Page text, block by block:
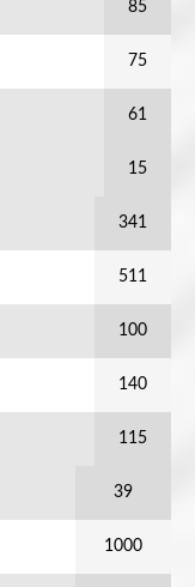
85
75
61
15
341
511
100
140
115
39
1000